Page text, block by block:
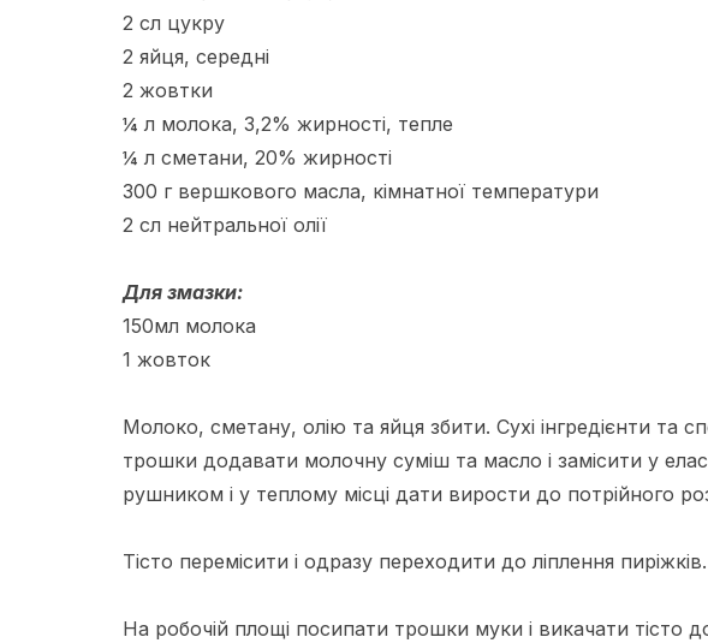
2 сл цукру
2 яйця, середні
2 жовтки
¼ л молока, 3,2% жирності, тепле
¼ л сметани, 20% жирності
300 г вершкового масла, кімнатної температури
2 сл нейтральної олії
Для змазки:
150мл молока
1 жовток
Молоко, сметану, олію та яйця збити. Сухі інгредієнти та
трошки додавати молочну суміш та масло і замісити у
рушником і у теплому місці дати вирости до потрійного
Тісто перемісити і одразу переходити до ліплення пиріжків.
На робочій площі посипати трошки муки і викачати тісто